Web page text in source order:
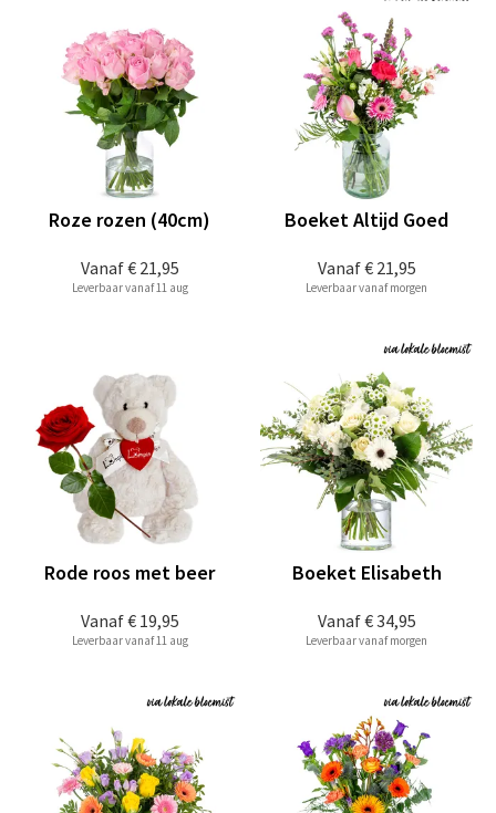
Vanaf€ 21,95
Roze rozen (40cm)
Leverbaar vanaf 11 aug
Vanaf€ 21,95
Boeket Altijd Goed
Leverbaar vanaf morgen
Vanaf€ 19,95
Rode roos met beer
Leverbaar vanaf 11 aug
Vanaf€ 34,95
Boeket Elisabeth
Leverbaar vanaf morgen